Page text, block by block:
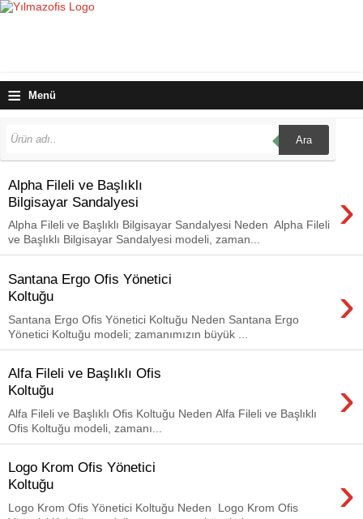
≡ Menü
Ara
Alpha Fileli ve Başlıklı
Bilgisayar Sandalyesi
›
Alpha Fileli ve Başlıklı Bilgisayar Sandalyesi Neden Alpha Fileli
ve Başlıklı Bilgisayar Sandalyesi modeli, zaman...
Santana Ergo Ofis Yönetici
Koltuğu
›
Santana Ergo Ofis Yönetici Koltuğu Neden Santana Ergo
Yönetici Koltuğu modeli; zamanımızın büyük ...
Alfa Fileli ve Başlıklı Ofis
Koltuğu
›
Alfa Fileli ve Başlıklı Ofis Koltuğu Neden Alfa Fileli ve Başlıklı
Ofis Koltuğu modeli, zamanı...
Logo Krom Ofis Yönetici
Koltuğu
›
Logo Krom Ofis Yönetici Koltuğu Neden Logo Krom Ofis